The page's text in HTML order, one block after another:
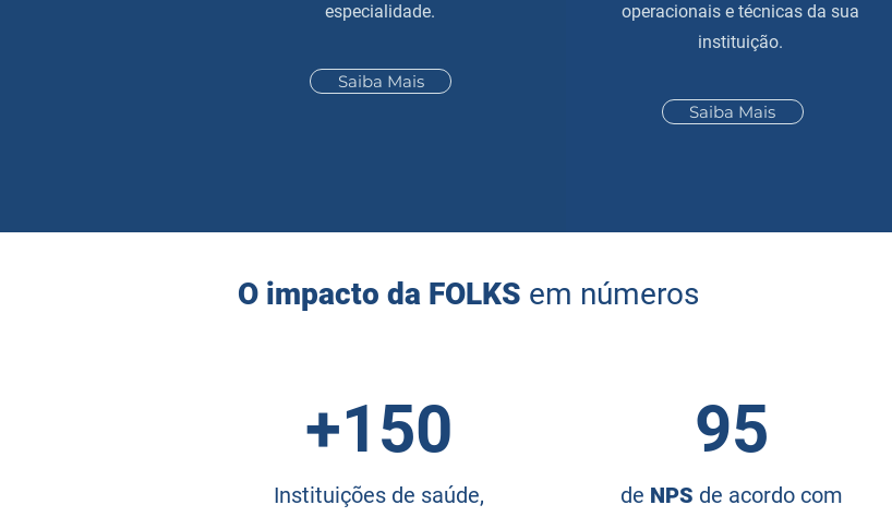
especialidade.
Saiba Mais
operacionais e técnicas da sua
instituição.
Saiba Mais
O impacto da FOLKS em números
+150
Instituições de saúde,
95
de NPS de acordo com